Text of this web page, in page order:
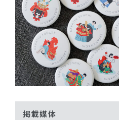
掲載媒体